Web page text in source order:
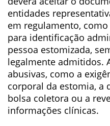
entidades
em regulamento,
para identificação
pessoa estomizada,
legalmente admitidos.
abusivas, como a
corporal da estomia, a
bolsa coletora ou a
informações clínicas.